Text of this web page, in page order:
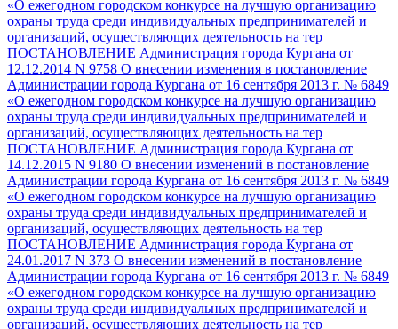
«О ежегодном городском конкурсе на лучшую организацию
охраны труда среди индивидуальных предпринимателей и
организаций, осуществляющих деятельность на тер
ПОСТАНОВЛЕНИЕ Администрация города Кургана от
12.12.2014 N 9758 О внесении изменения в постановление
Администрации города Кургана от 16 сентября 2013 г. № 6849
«О ежегодном городском конкурсе на лучшую организацию
охраны труда среди индивидуальных предпринимателей и
организаций, осуществляющих деятельность на тер
ПОСТАНОВЛЕНИЕ Администрация города Кургана от
14.12.2015 N 9180 О внесении изменений в постановление
Администрации города Кургана от 16 сентября 2013 г. № 6849
«О ежегодном городском конкурсе на лучшую организацию
охраны труда среди индивидуальных предпринимателей и
организаций, осуществляющих деятельность на тер
ПОСТАНОВЛЕНИЕ Администрация города Кургана от
24.01.2017 N 373 О внесении изменений в постановление
Администрации города Кургана от 16 сентября 2013 г. № 6849
«О ежегодном городском конкурсе на лучшую организацию
охраны труда среди индивидуальных предпринимателей и
организаций, осуществляющих деятельность на тер